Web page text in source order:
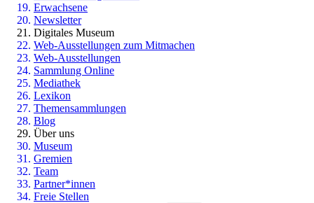
Erwachsene
Newsletter
Digitales Museum
Web-Ausstellungen zum Mitmachen
Web-Ausstellungen
Sammlung Online
Mediathek
Lexikon
Themensammlungen
Blog
Über uns
Museum
Gremien
Team
Partner*innen
Freie Stellen